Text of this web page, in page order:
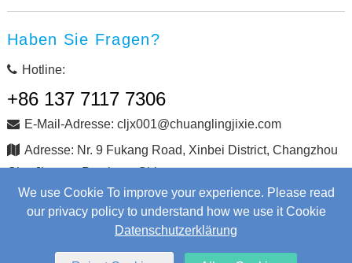
We use Cookie To improve your experience. Please read
our privacy policy to understand how we use it Cookie
Datenschutzerklärung
Haben Sie Fragen?
Hotline:
+86 137 7117 7306
E-Mail-Adresse: cljx001@chuanglingjixie.com
Adresse: Nr. 9 Fukang Road, Xinbei District, Changzhou
City, Jiangsu Province, China
Copyright © Changzhou Chuangling Machinery Co., Ltd. Alle
Sitemap
Nachrichten RSS XML-Dateien